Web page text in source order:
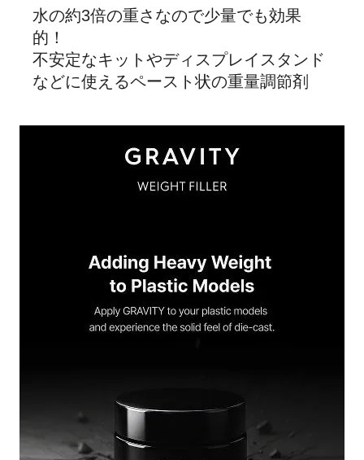
水の約3倍の重さなので少量でも効果
的！
不安定なキットやディスプレイスタンド
などに使えるペースト状の重量調節剤